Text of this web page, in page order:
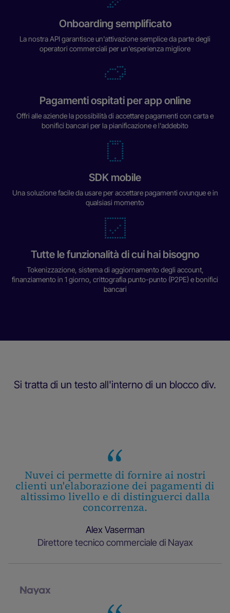
Onboarding semplificato
La nostra API garantisce un'attivazione semplice da parte degli
operatori commerciali per un'esperienza migliore
Pagamenti ospitati per app online
Offri alle aziende la possibilità di accettare pagamenti con carta e
bonifici bancari per la pianificazione e l'addebito
SDK mobile
Una soluzione facile da usare per accettare pagamenti ovunque e in
qualsiasi momento
Tutte le funzionalità di cui hai bisogno
Tokenizzazione, sistema di aggiornamento degli account,
finanziamento in 1 giorno, crittografia punto-punto (P2PE) e bonifici
bancari
Si tratta di un testo all'interno di un blocco div.
Nuvei ci permette di fornire ai nostri
clienti un'elaborazione dei pagamenti di
altissimo livello e di distinguerci dalla
concorrenza.
Alex Vaserman
Direttore tecnico commerciale di Nayax